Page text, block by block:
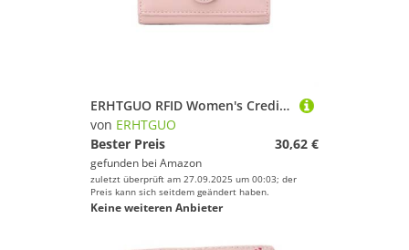
ERHTGUO RFID Women's Credit Card Holders PU Leather Ultra Thin Set Business Holder Small Wallet(Pink)
von ERHTGUO
Bester Preis
30,62 €
gefunden bei Amazon
zuletzt überprüft am 27.09.2025 um 00:03; der
Preis kann sich seitdem geändert haben.
Keine weiteren Anbieter